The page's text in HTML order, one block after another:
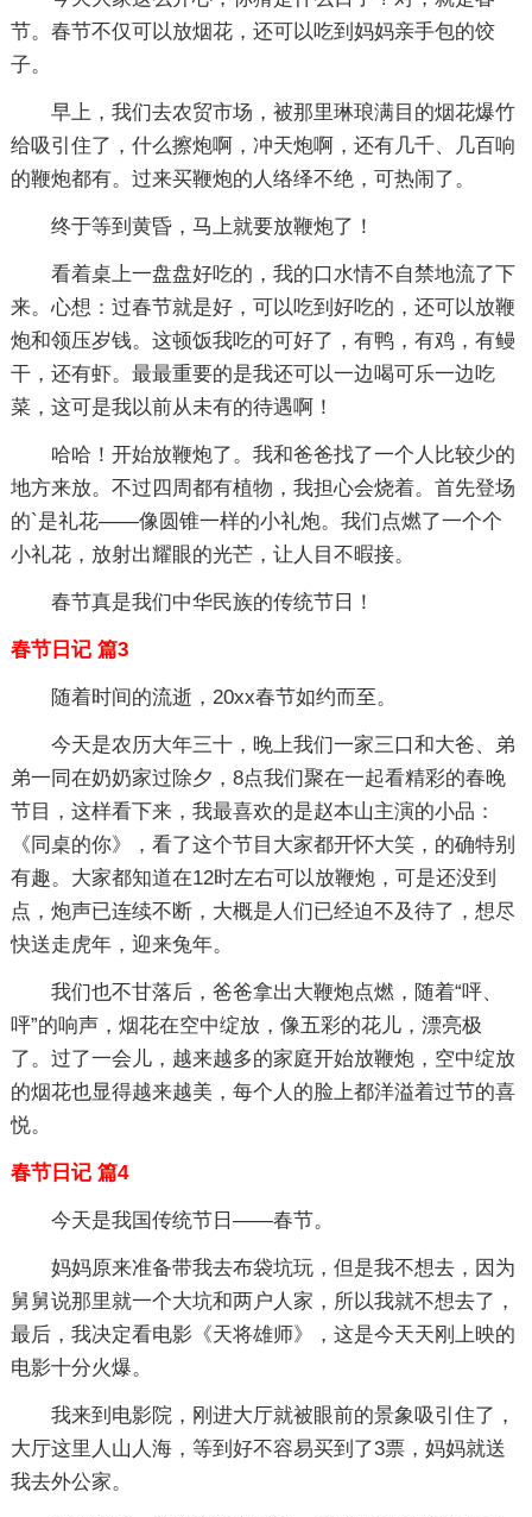
节。春节不仅可以放烟花，还可以吃到妈妈亲手包的饺
子。
早上，我们去农贸市场，被那里琳琅满目的烟花爆竹
给吸引住了，什么擦炮啊，冲天炮啊，还有几千、几百响
的鞭炮都有。过来买鞭炮的人络绎不绝，可热闹了。
终于等到黄昏，马上就要放鞭炮了！
看着桌上一盘盘好吃的，我的口水情不自禁地流了下
来。心想：过春节就是好，可以吃到好吃的，还可以放鞭
炮和领压岁钱。这顿饭我吃的可好了，有鸭，有鸡，有鳗
干，还有虾。最最重要的是我还可以一边喝可乐一边吃
菜，这可是我以前从未有的待遇啊！
哈哈！开始放鞭炮了。我和爸爸找了一个人比较少的
地方来放。不过四周都有植物，我担心会烧着。首先登场
的`是礼花——像圆锥一样的小礼炮。我们点燃了一个个
小礼花，放射出耀眼的光芒，让人目不暇接。
春节真是我们中华民族的传统节日！
春节日记 篇3
随着时间的流逝，20xx春节如约而至。
今天是农历大年三十，晚上我们一家三口和大爸、弟
弟一同在奶奶家过除夕，8点我们聚在一起看精彩的春晚
节目，这样看下来，我最喜欢的是赵本山主演的小品：
《同桌的你》，看了这个节目大家都开怀大笑，的确特别
有趣。大家都知道在12时左右可以放鞭炮，可是还没到
点，炮声已连续不断，大概是人们已经迫不及待了，想尽
快送走虎年，迎来兔年。
我们也不甘落后，爸爸拿出大鞭炮点燃，随着“呯、
呯”的响声，烟花在空中绽放，像五彩的花儿，漂亮极
了。过了一会儿，越来越多的家庭开始放鞭炮，空中绽放
的烟花也显得越来越美，每个人的脸上都洋溢着过节的喜
悦。
春节日记 篇4
今天是我国传统节日——春节。
妈妈原来准备带我去布袋坑玩，但是我不想去，因为
舅舅说那里就一个大坑和两户人家，所以我就不想去了，
最后，我决定看电影《天将雄师》，这是今天天刚上映的
电影十分火爆。
我来到电影院，刚进大厅就被眼前的景象吸引住了，
大厅这里人山人海，等到好不容易买到了3票，妈妈就送
我去外公家。